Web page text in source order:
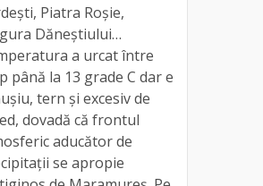
Piatra Roșie,
Dăneștiului…
a urcat între
până la 13 grade C dar e
tern și excesiv de
dovadă că frontul
aducător de
se apropie